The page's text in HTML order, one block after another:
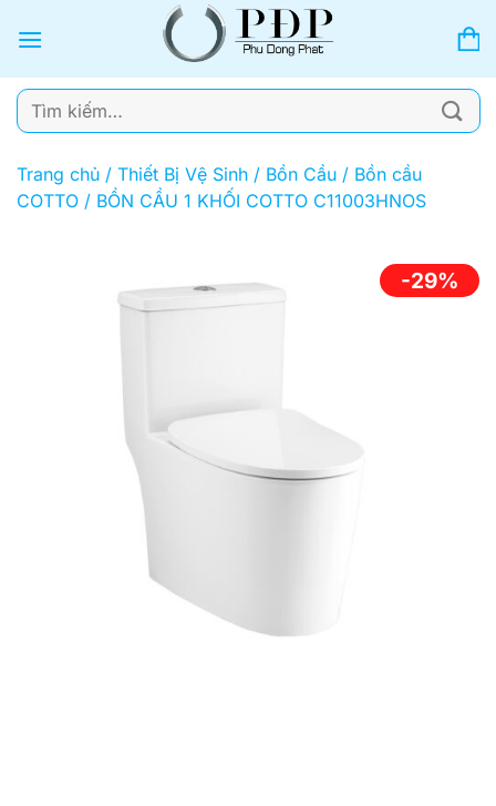
qua
dung
Tìm
kiếm:
Trang chủ / Thiết Bị Vệ Sinh / Bồn Cầu / Bồn cầu
COTTO / BỒN CẦU 1 KHỐI COTTO C11003HNOS
-29%